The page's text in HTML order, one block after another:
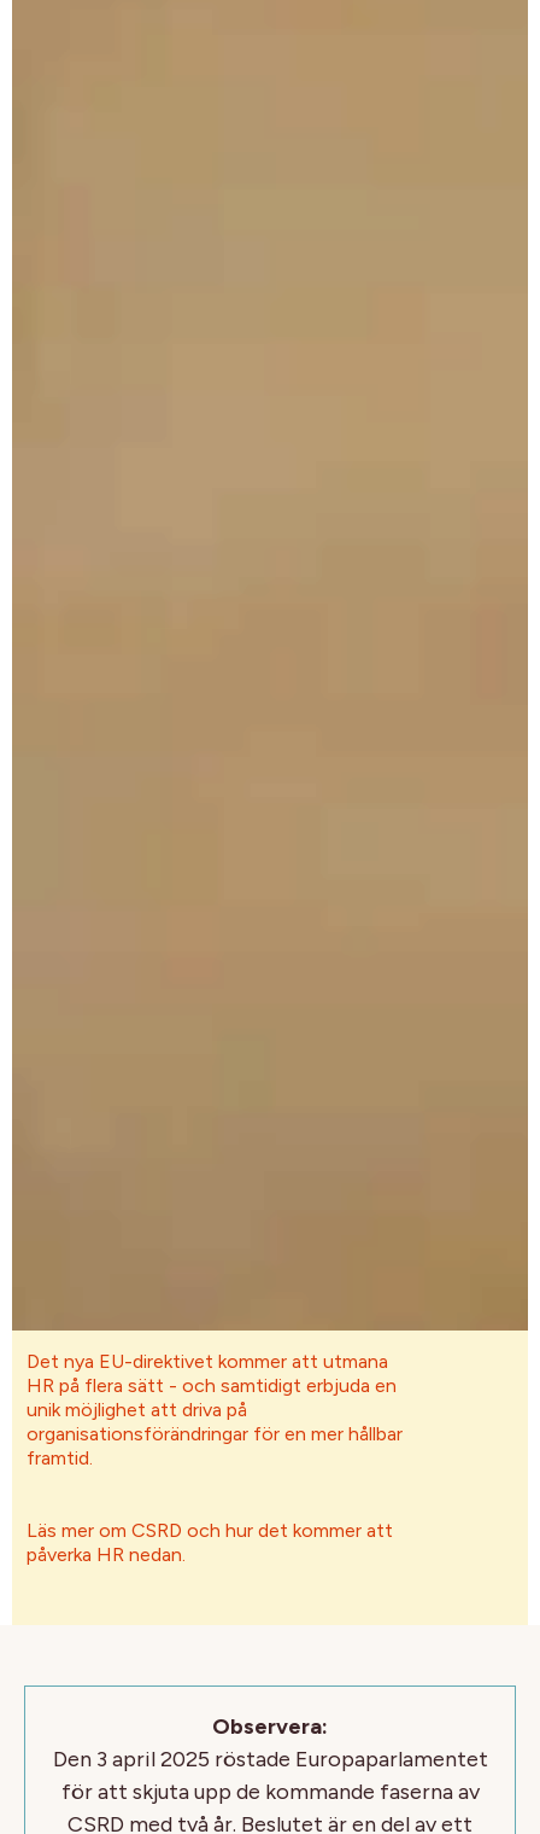
Det nya EU-direktivet kommer att utmana
HR på flera sätt - och samtidigt erbjuda en
unik möjlighet att driva på
organisationsförändringar för en mer hållbar
framtid.
Läs mer om CSRD och hur det kommer att
påverka HR nedan.
Observera:
Den 3 april 2025 röstade Europaparlamentet
för att skjuta upp de kommande faserna av
CSRD med två år. Beslutet är en del av ett